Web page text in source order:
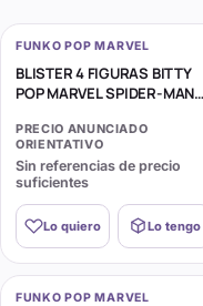
FUNKO POP MARVEL
BLISTER 4 FIGURAS BITTY
POP MARVEL SPIDER-MAN
PRECIO ANUNCIADO
ORIENTATIVO
Sin referencias de precio
suficientes
Lo quiero Lo tengo
FUNKO POP MARVEL